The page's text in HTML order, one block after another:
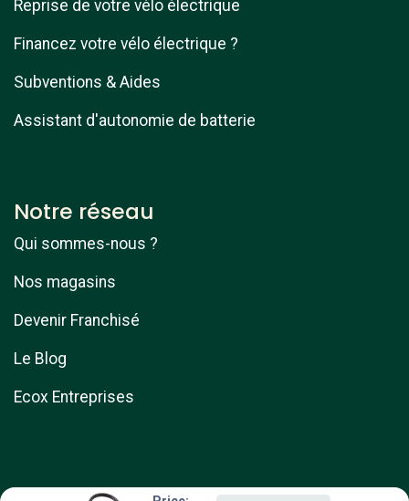
Reprise de votre vélo électrique
Financez votre vélo électrique ?
Subventions & Aides
Assistant d'autonomie de batterie
Notre réseau
Qui sommes-nous ?
Nos magasins
Devenir Franchisé
Le Blog
Ecox Entreprises